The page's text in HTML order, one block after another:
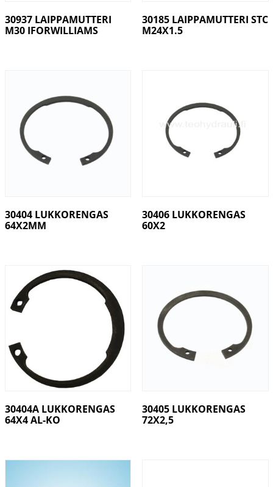
30937 LAIPPAMUTTERI
M30 IFORWILLIAMS
30185 LAIPPAMUTTERI STC
M24X1.5
30404 LUKKORENGAS
64X2MM
30406 LUKKORENGAS
60X2
30404A LUKKORENGAS
64X4 AL-KO
30405 LUKKORENGAS
72X2,5